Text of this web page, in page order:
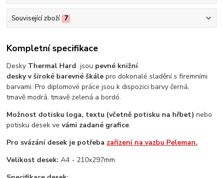
Související zboží 7
Kompletní specifikace
Desky Thermal Hard jsou pevné knižní
desky v široké barevné škále pro dokonalé sladění s firemními
barvami. Pro diplomové práce jsou k dispozici barvy černá,
tmavě modrá, tmavě zelená a bordó.
Možnost dotisku loga, textu (včetně potisku na hřbet) nebo
potisku desek vevámi zadané grafice.
Pro svázání desek je potřeba zařízení na vazbu Peleman.
Velikost desek: A4 - 210x297mm